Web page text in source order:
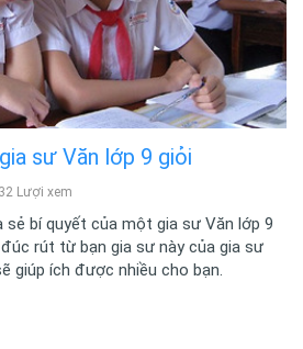
sư Văn lớp 9 giỏi
Lượi xem
sẻ bí quyết của một gia sư Văn lớp 9
rút từ bạn gia sư này của gia sư
giúp ích được nhiều cho bạn.